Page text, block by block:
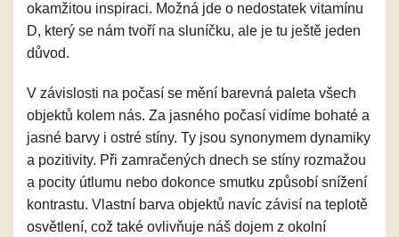
okamžitou inspiraci. Možná jde o nedostatek vitamínu
D, který se nám tvoří na sluníčku, ale je tu ještě jeden
důvod.
V závislosti na počasí se mění barevná paleta všech
objektů kolem nás. Za jasného počasí vidíme bohaté a
jasné barvy i ostré stíny. Ty jsou synonymem dynamiky
a pozitivity. Při zamračených dnech se stíny rozmažou
a pocity útlumu nebo dokonce smutku způsobí snížení
kontrastu. Vlastní barva objektů navíc závisí na teplotě
osvětlení, což také ovlivňuje náš dojem z okolní